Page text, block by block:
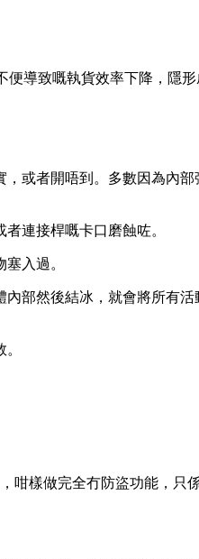
導致嘅執貨效率下降，隱形
或者開唔到。多數因為內
連接桿嘅卡口磨蝕咗。
入過。
部然後結冰，就會將所有
咁樣做完全冇防盜功能，只